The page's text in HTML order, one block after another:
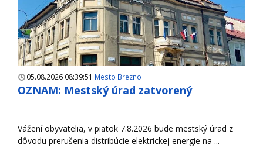
05.08.2026 08:39:51 Mesto Brezno
OZNAM: Mestský úrad zatvorený
Vážení obyvatelia, v piatok 7.8.2026 bude mestský úrad z
dôvodu prerušenia distribúcie elektrickej energie na ...